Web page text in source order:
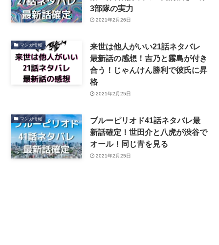
3部隊の実力
2021年2月26日
マンガ情報
来世は他人がいい21話ネタバレ
最新話の感想！吉乃と霧島が付き
合う！じゃんけん勝利で彼氏に昇
格
2021年2月25日
マンガ情報
ブルーピリオド41話ネタバレ最
新話確定！世田介と八虎が渋谷で
オール！同じ青を見る
2021年2月25日